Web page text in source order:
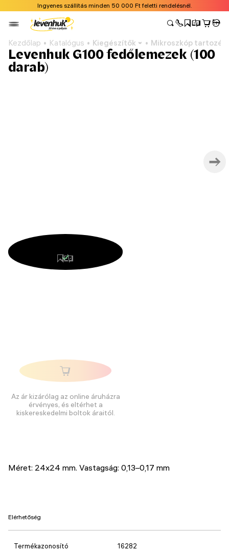
Ingyenes szállítás minden 50 000 Ft feletti rendelésnél.
Kezdőlap Katalógus Kiegészítők Mikroszkóp
Levenhuk G100 fedőlemezek (100
darab)
Az ár kizárólag az online áruházra
érvényes, és eltérhet a
kiskereskedelmi boltok áraitól.
Méret: 24x24 mm. Vastagság: 0,13–0,17 mm
Elérhetőség
Termékazonosító
16282